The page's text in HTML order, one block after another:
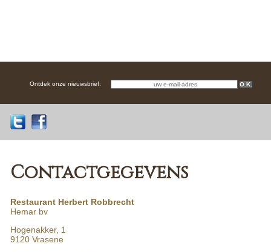
Contactgegevens
Restaurant Herbert Robbrecht
Hemar bv
Hogenakker, 1
9120 Vrasene